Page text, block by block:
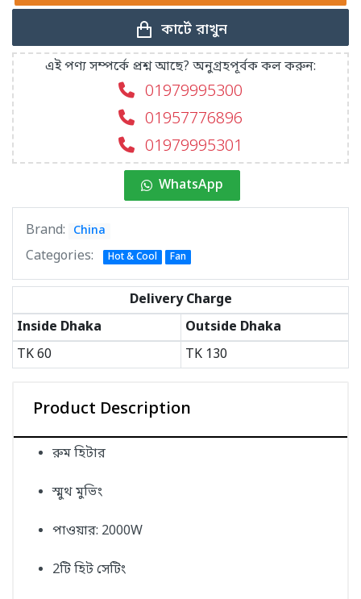
কার্টে রাখুন
এই পণ্য সম্পর্কে প্রশ্ন আছে? অনুগ্রহপূর্বক কল করুন:
01979995300
01957776896
01979995301
WhatsApp
Brand: China
Categories: Hot & Cool Fan
Delivery Charge
Inside Dhaka
Outside Dhaka
TK60 TK 130
Product Description
রুম হিটার
স্মুথ মুভিং
পাওয়ার: 2000W
2টি হিট সেটিং